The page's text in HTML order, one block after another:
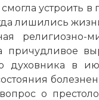
устроить в
лишились
религиозно-
причудливое
духовника в
о